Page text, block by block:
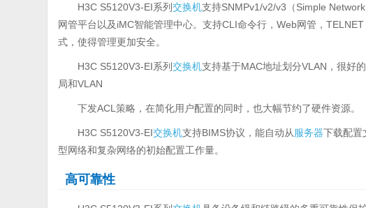
H3C S5120V3-EI系列交换机支持SNMPv1/v2/v3（Simple
网管平台以及iMC智能管理中心。支持CLI命令行，Web网管，
式，使得管理更加安全。
H3C S5120V3-EI系列交换机支持基于MAC地址划分VLAN，很好
局和VLAN
下发ACL策略，在简化用户配置的同时，也大幅节约了硬件资源。
H3C S5120V3-EI交换机支持BIMS协议，能自动从服务器下载配置
型网络和复杂网络的初始配置工作量。
高可靠性